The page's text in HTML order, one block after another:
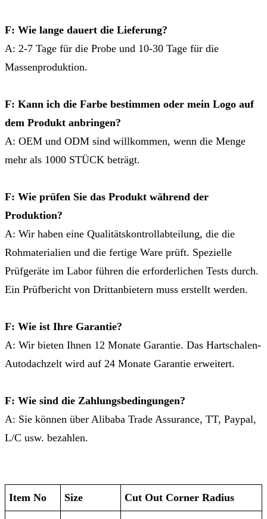
F: Wie lange dauert die Lieferung?
A: 2-7 Tage für die Probe und 10-30 Tage für die
Massenproduktion.
F: Kann ich die Farbe bestimmen oder mein Logo auf
dem Produkt anbringen?
A: OEM und ODM sind willkommen, wenn die Menge
mehr als 1000 STÜCK beträgt.
F: Wie prüfen Sie das Produkt während der
Produktion?
A: Wir haben eine Qualitätskontrollabteilung, die die
Rohmaterialien und die fertige Ware prüft. Spezielle
Prüfgeräte im Labor führen die erforderlichen Tests durch.
Ein Prüfbericht von Drittanbietern muss erstellt werden.
F: Wie ist Ihre Garantie?
A: Wir bieten Ihnen 12 Monate Garantie. Das Hartschalen-
Autodachzelt wird auf 24 Monate Garantie erweitert.
F: Wie sind die Zahlungsbedingungen?
A: Sie können über Alibaba Trade Assurance, TT, Paypal,
L/C usw. bezahlen.
Item No Size Cut Out Corner Radius